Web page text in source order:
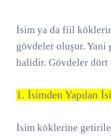
İsim ya da fiil
gövdeler oluşur. Yani
halidir. Gövdeler
1. İsimden Yapılan
İsim köklerine